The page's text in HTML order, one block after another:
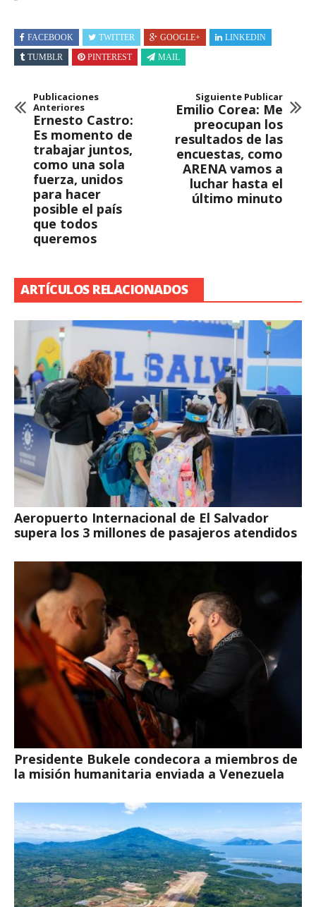
FACEBOOK TWITTER GOOGLE+
LINKEDIN
TUMBLR
PINTEREST MAIL
Publicaciones
Anteriores
Ernesto Castro:
Es momento de
trabajar juntos,
como una sola
fuerza, unidos
para hacer
posible el país
que todos
queremos
Siguiente Publicar
Emilio Corea: Me
preocupan los
resultados de las
encuestas, como
ARENA vamos a
luchar hasta el
último minuto
ARTÍCULOS RELACIONADOS
Aeropuerto Internacional de El Salvador
supera los 3 millones de pasajeros atendidos
Presidente Bukele condecora a miembros de
la misión humanitaria enviada a Venezuela